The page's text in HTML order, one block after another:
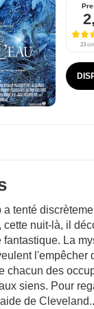
23
tenté
cette nuit-là, il
fantastique. La
l'empêcher
chacun des
siens. Pour
de